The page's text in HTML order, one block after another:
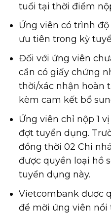
tuổi tại thời điểm
Ứng viên có trình
ưu tiên trong kỳ
Đối với ứng viên
cần có giấy chứng
thời/xác nhận hoàn
kèm cam kết bổ
Ứng viên chỉ nộp 1
đợt tuyển dụng.
đồng thời 02 Chi
được quyền loại hồ
tuyển dụng này.
Vietcombank được
để mời ứng viên nổi